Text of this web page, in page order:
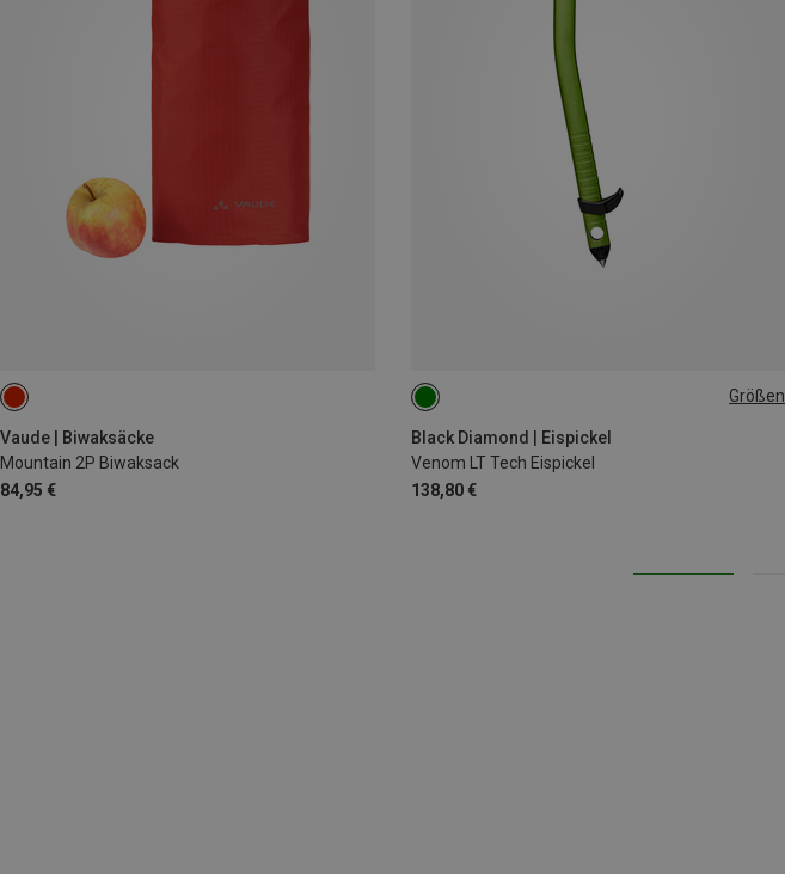
Vaude | Biwaksäcke
Mountain 2P Biwaksack
84,95 €
Größen
Black Diamond | Eispickel
Venom LT Tech Eispickel
138,80 €
ONE SIZE